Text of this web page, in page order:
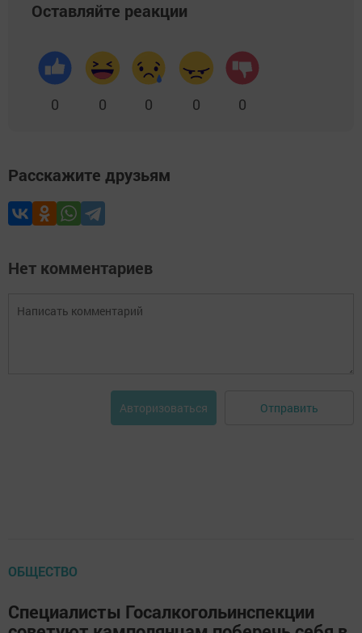
Оставляйте реакции
0 0 0 0 0
Расскажите друзьям
Нет комментариев
Авторизоваться Отправить
ОБЩЕСТВО
Специалисты Госалкогольинспекции